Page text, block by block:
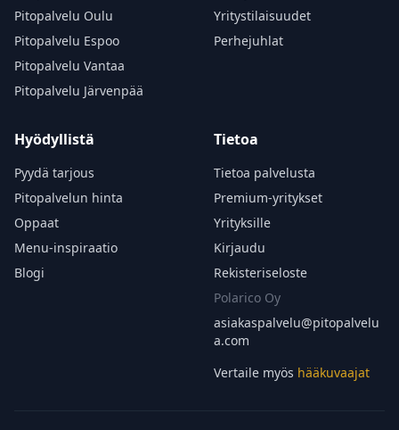
Pitopalvelu Oulu
Pitopalvelu Espoo
Pitopalvelu Vantaa
Pitopalvelu Järvenpää
Yritystilaisuudet
Perhejuhlat
Hyödyllistä
Pyydä tarjous
Pitopalvelun hinta
Oppaat
Menu-inspiraatio
Blogi
Tietoa
Tietoa palvelusta
Premium-yritykset
Yrityksille
Kirjaudu
Rekisteriseloste
Polarico Oy
asiakaspalvelu@pitopalvelu
a.com
Vertaile myös hääkuvaajat